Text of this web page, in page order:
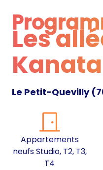
Les
Kanata
Le Petit-Quevilly(
Appartements
neufs Studio, T2, T3,
T4